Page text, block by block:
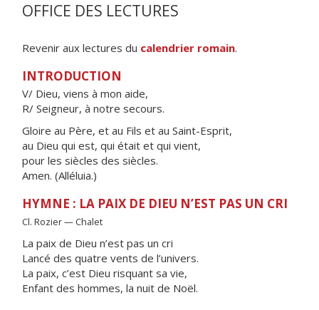
OFFICE DES LECTURES
Revenir aux lectures du calendrier romain.
INTRODUCTION
V/ Dieu, viens à mon aide,
R/ Seigneur, à notre secours.
Gloire au Père, et au Fils et au Saint-Esprit,
au Dieu qui est, qui était et qui vient,
pour les siècles des siècles.
Amen. (Alléluia.)
HYMNE : LA PAIX DE DIEU N’EST PAS UN CRI
Cl. Rozier — Chalet
La paix de Dieu n’est pas un cri
Lancé des quatre vents de l’univers.
La paix, c’est Dieu risquant sa vie,
Enfant des hommes, la nuit de Noël.